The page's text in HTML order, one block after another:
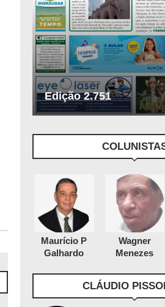
Edição 2.751
Maurício P
Galhardo
Wagner
Menezes
CLÁUDIO